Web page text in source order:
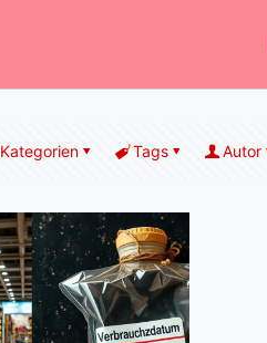
Kategorien Tags Autor